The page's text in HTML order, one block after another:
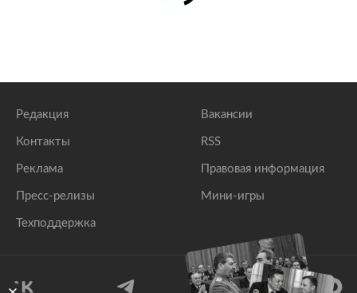
Редакция
Контакты
Реклама
Пресс-релизы
Техподдержка
Вакансии
RSS
Правовая информация
Мини-игры